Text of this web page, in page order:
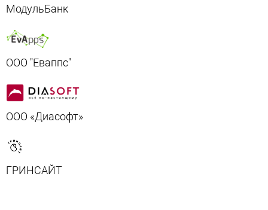
МодульБанк
ООО "Еваппс"
ООО «Диасофт»
ГРИНСАЙТ